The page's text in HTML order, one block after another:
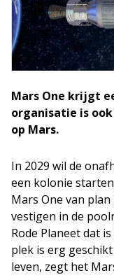
Mars One krijgt
organisatie is
op Mars.
In 2029 wil de
een kolonie
Mars One van
vestigen in de
Rode Planeet dat
plek is erg
leven, zegt het